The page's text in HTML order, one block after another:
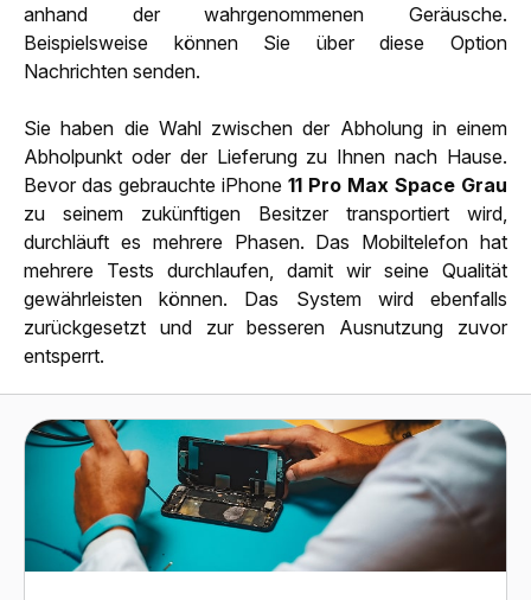
anhand der wahrgenommenen Geräusche.
Beispielsweise können Sie über diese Option
Nachrichten senden.
Sie haben die Wahl zwischen der Abholung in einem
Abholpunkt oder der Lieferung zu Ihnen nach Hause.
Bevor das gebrauchte iPhone 11 Pro Max Space Grau
zu seinem zukünftigen Besitzer transportiert wird,
durchläuft es mehrere Phasen. Das Mobiltelefon hat
mehrere Tests durchlaufen, damit wir seine Qualität
gewährleisten können. Das System wird ebenfalls
zurückgesetzt und zur besseren Ausnutzung zuvor
entsperrt.